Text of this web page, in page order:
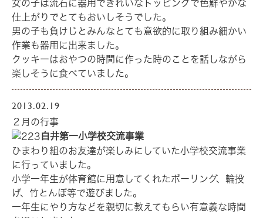
女の子は流石に器用できれいなトッピングで色鮮やかな
仕上がりでとてもおいしそうでした。
男の子も負けじとみんなとても意欲的に取り組み細かい
作業も器用に出来ました。
クッキーはおやつの時間に作った時のことを話しながら
楽しそうに食べていました。
2013.02.19
２月の行事
白井第一小学校交流事業
ひまわり組のお友達が楽しみにしていた小学校交流事業
に行っていました。
小学一年生が体育館に用意してくれたボーリング、輪投
げ、竹とんぼ等で遊びました。
一年生にやり方などを親切に教えてもらい有意義な時間